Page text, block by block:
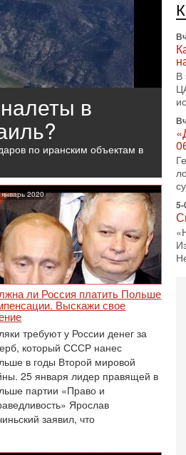
в
по иранским объектам в
2020
ли Россия платить Польше
Выскажи свое
требуют у России денег за
который СССР нанес
в годы Второй мировой
25 января лидер правящей в
партии «Право и
Ярослав
заявил, что
В
5-